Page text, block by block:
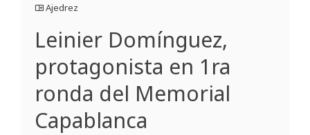
Ajedrez
Leinier Domínguez,
protagonista en 1ra
ronda del Memorial
Capablanca